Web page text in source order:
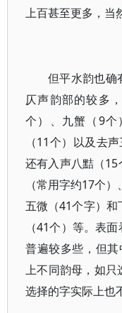
上百甚至更多，当
但平水韵也确
仄声韵部的较多
个）、九蟹（9个
（11个）以及去
还有入声八黠（
（常用字约17个
五微（41个字）
（41个）等。表
普遍较多些，但
上不同韵母，如只
选择的字实际上也